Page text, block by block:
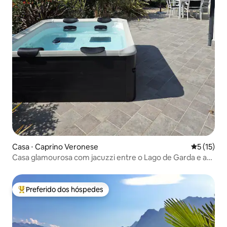
Casa ⋅ Caprino Veronese 5 de uma
5 (15)
Casa glamourosa com jacuzzi entre o Lago de Garda e as
Entre os melhores preferidos dos hóspedes
Preferido dos hóspedes